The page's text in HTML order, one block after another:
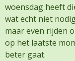
woensdag heeft
wat echt niet
maar even rijden
op het laatste
beter gaat.